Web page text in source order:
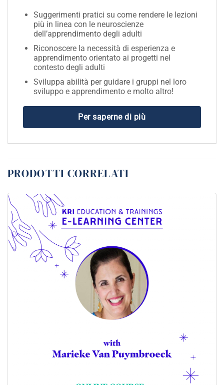
Suggerimenti pratici su come rendere le lezioni
più in linea con le neuroscienze
dell’apprendimento degli adulti
Riconoscere la necessità di esperienza e
apprendimento orientato ai progetti nel
contesto degli adulti
Sviluppa abilità per guidare i gruppi nel loro
sviluppo e apprendimento e molto altro!
Per saperne di più
PRODOTTI CORRELATI